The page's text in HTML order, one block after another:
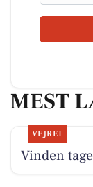
MEST
VEJRET
Vinden